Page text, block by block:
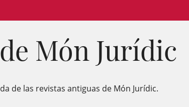
Món Jurídic
de las revistas antiguas de Món Jurídic.